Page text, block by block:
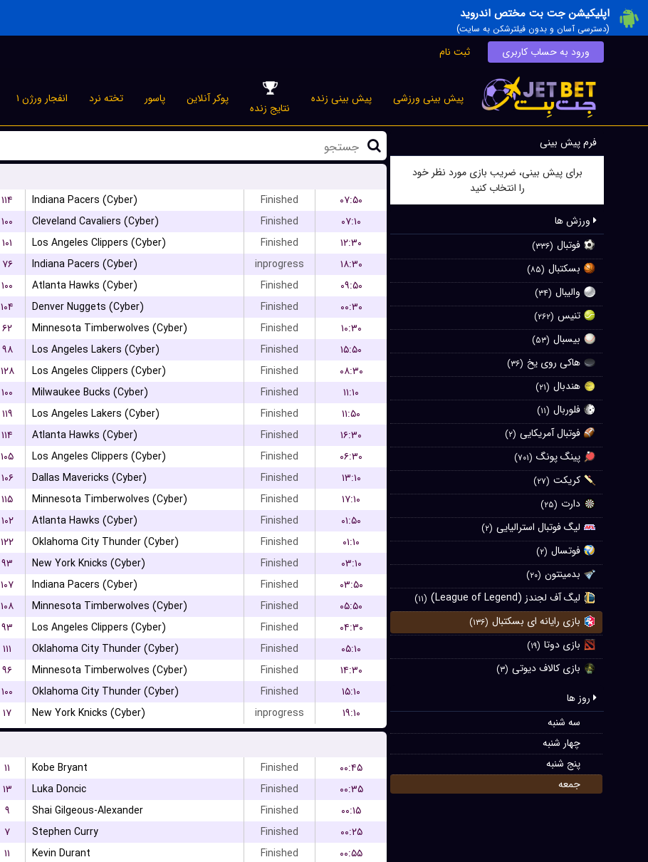
اپلیکیشن جت بت مختص اندروید
(دسترسی آسان و بدون فیلترشکن به سایت)
ورود به حساب کاربری ثبت نام
پیش بینی ورزشی پیش بینی زنده
نتایج زنده
پوکر آنلاین پاسور تخته نرد انفجار ورژن ۱
فرم پیش بینی
برای پیش بینی، ضریب بازی مورد نظر خود
را انتخاب کنید
ورزش ها
فوتبال (۳۳۶)
بسکتبال (۸۵)
والیبال (۳۴)
تنیس (۲۶۲)
بیسبال (۵۳)
هاکی روی یخ (۳۶)
هندبال (۲۱)
فلوربال (۱۱)
فوتبال آمریکایی (۲)
پینگ پونگ (۷۰۱)
کریکت (۲۷)
دارت (۲۵)
لیگ فوتبال استرالیایی (۲)
فوتسال (۲)
بدمینتون (۲۰)
لیگ آف لجندز (League of Legend) (۱۱)
بازی رایانه ای بسکتبال (۱۳۶)
بازی دوتا (۱۹)
بازی کالاف دیوتی (۳)
روز ها
سه شنبه
چهار شنبه
پنج شنبه
جمعه
۱۱۴ Indiana Pacers (Cyber) Finished
۰۷:۵۰
۱۰۰ Cleveland Cavaliers (Cyber) Finished
۰۷:۱۰
۱۰۱ Los Angeles Clippers (Cyber) Finished
۱۲:۳۰
۷۶ Indiana Pacers (Cyber) inprogress
۱۸:۳۰
۱۰۰ Atlanta Hawks (Cyber) Finished
۰۹:۵۰
۱۰۴ Denver Nuggets (Cyber) Finished
۰۰:۳۰
۶۲ Minnesota Timberwolves (Cyber) Finished
۱۰:۳۰
۹۸ Los Angeles Lakers (Cyber) Finished
۱۵:۵۰
۱۲۸ Los Angeles Clippers (Cyber) Finished
۰۸:۳۰
۱۰۰ Milwaukee Bucks (Cyber) Finished
۱۱:۱۰
۱۱۹ Los Angeles Lakers (Cyber) Finished
۱۱:۵۰
۱۱۴ Atlanta Hawks (Cyber) Finished
۱۶:۳۰
۱۰۵ Los Angeles Clippers (Cyber) Finished
۰۶:۳۰
۱۰۶ Dallas Mavericks (Cyber) Finished
۱۳:۱۰
۱۱۵ Minnesota Timberwolves (Cyber) Finished
۱۷:۱۰
۱۰۲ Atlanta Hawks (Cyber) Finished
۰۱:۵۰
۱۲۲ Oklahoma City Thunder (Cyber) Finished
۰۱:۱۰
۹۳ New York Knicks (Cyber) Finished
۰۳:۱۰
۱۰۷ Indiana Pacers (Cyber) Finished
۰۳:۵۰
۱۰۸ Minnesota Timberwolves (Cyber) Finished
۰۵:۵۰
۹۳ Los Angeles Clippers (Cyber) Finished
۰۴:۳۰
۱۱۱ Oklahoma City Thunder (Cyber) Finished
۰۵:۱۰
۹۶ Minnesota Timberwolves (Cyber) Finished
۱۴:۳۰
۱۰۰ Oklahoma City Thunder (Cyber) Finished
۱۵:۱۰
۱۷ New York Knicks (Cyber) inprogress
۱۹:۱۰
۱۱ Kobe Bryant Finished
۰۰:۴۵
۱۳ Luka Doncic Finished
۰۰:۳۵
۹ Shai Gilgeous-Alexander Finished
۰۰:۱۵
۷ Stephen Curry Finished
۰۰:۲۵
۱۱ Kevin Durant Finished
۰۰:۵۵